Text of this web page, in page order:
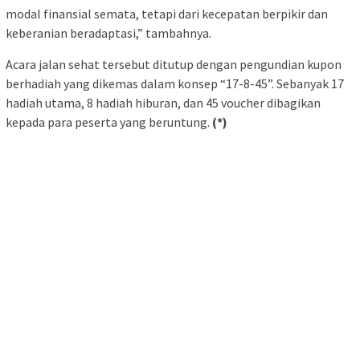
modal finansial semata, tetapi dari kecepatan berpikir dan
keberanian beradaptasi,” tambahnya.
Acara jalan sehat tersebut ditutup dengan pengundian kupon
berhadiah yang dikemas dalam konsep “17-8-45”. Sebanyak 17
hadiah utama, 8 hadiah hiburan, dan 45 voucher dibagikan
kepada para peserta yang beruntung. (*)